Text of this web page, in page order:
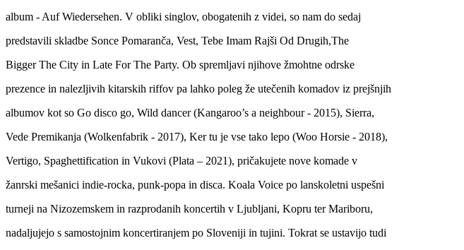
album - Auf Wiedersehen. V obliki singlov, obogatenih z videi, so nam do sedaj
predstavili skladbe Sonce Pomaranča, Vest, Tebe Imam Rajši Od Drugih,The
Bigger The City in Late For The Party. Ob spremljavi njihove žmohtne odrske
prezence in nalezljivih kitarskih riffov pa lahko poleg že utečenih komadov iz prejšnjih
albumov kot so Go disco go, Wild dancer (Kangaroo’s a neighbour - 2015), Sierra,
Vede Premikanja (Wolkenfabrik - 2017), Ker tu je vse tako lepo (Woo Horsie - 2018),
Vertigo, Spaghettification in Vukovi (Plata – 2021), pričakujete nove komade v
žanrski mešanici indie-rocka, punk-popa in disca. Koala Voice po lanskoletni uspešni
turneji na Nizozemskem in razprodanih koncertih v Ljubljani, Kopru ter Mariboru,
nadaljujejo s samostojnim koncertiranjem po Sloveniji in tujini. Tokrat se ustavijo tudi